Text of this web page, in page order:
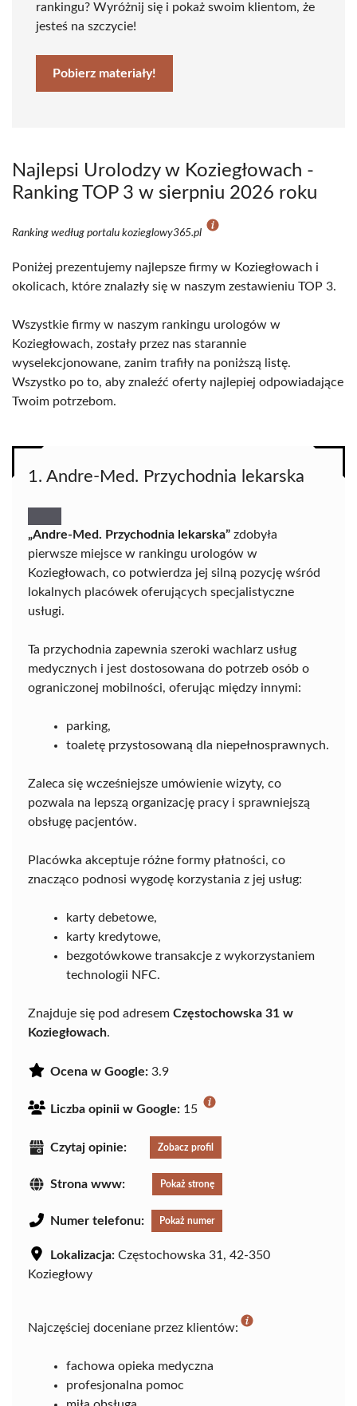
rankingu? Wyróżnij się i pokaż swoim klientom, że
jesteś na szczycie!
Pobierz materiały!
Najlepsi Urolodzy w Koziegłowach -
Ranking TOP 3 w sierpniu 2026 roku
Ranking według portalu kozieglowy365.pl
Poniżej prezentujemy najlepsze firmy w Koziegłowach i
okolicach, które znalazły się w naszym zestawieniu TOP 3.
Wszystkie firmy w naszym rankingu urologów w
Koziegłowach, zostały przez nas starannie
wyselekcjonowane, zanim trafiły na poniższą listę.
Wszystko po to, aby znaleźć oferty najlepiej odpowiadające
Twoim potrzebom.
1. Andre-Med. Przychodnia lekarska
„Andre-Med. Przychodnia lekarska” zdobyła
pierwsze miejsce w rankingu urologów w
Koziegłowach, co potwierdza jej silną pozycję wśród
lokalnych placówek oferujących specjalistyczne
usługi.
Ta przychodnia zapewnia szeroki wachlarz usług
medycznych i jest dostosowana do potrzeb osób o
ograniczonej mobilności, oferując między innymi:
parking,
toaletę przystosowaną dla niepełnosprawnych.
Zaleca się wcześniejsze umówienie wizyty, co
pozwala na lepszą organizację pracy i sprawniejszą
obsługę pacjentów.
Placówka akceptuje różne formy płatności, co
znacząco podnosi wygodę korzystania z jej usług:
karty debetowe,
karty kredytowe,
bezgotówkowe transakcje z wykorzystaniem
technologii NFC.
Znajduje się pod adresem Częstochowska 31 w
Koziegłowach.
Ocena w Google: 3.9
Liczba opinii w Google: 15
Czytaj opinie: Zobacz profil
Strona www: Pokaż stronę
Numer telefonu: Pokaż numer
Lokalizacja: Częstochowska 31, 42-350
Koziegłowy
Najczęściej doceniane przez klientów:
fachowa opieka medyczna
profesjonalna pomoc